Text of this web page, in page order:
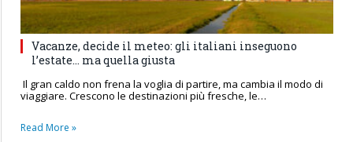
Vacanze, decide il meteo: gli italiani inseguono
l’estate… ma quella giusta
Il gran caldo non frena la voglia di partire, ma cambia il modo di
viaggiare. Crescono le destinazioni più fresche, le…
Read More »